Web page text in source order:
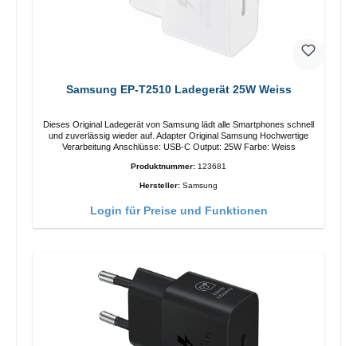
Samsung EP-T2510 Ladegerät 25W Weiss
Dieses Original Ladegerät von Samsung lädt alle Smartphones schnell
und zuverlässig wieder auf. Adapter Original Samsung Hochwertige
Verarbeitung Anschlüsse: USB-C Output: 25W Farbe: Weiss
Produktnummer: 123681
Hersteller: Samsung
Login für Preise und Funktionen